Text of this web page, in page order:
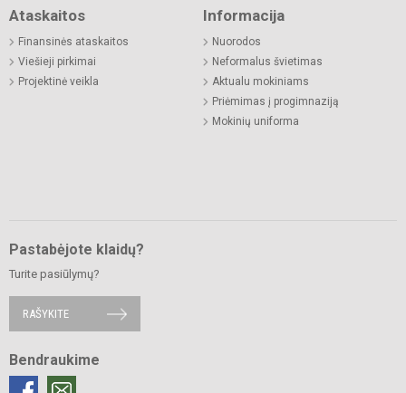
Ataskaitos
Finansinės ataskaitos
Viešieji pirkimai
Projektinė veikla
Informacija
Nuorodos
Neformalus švietimas
Aktualu mokiniams
Priėmimas į progimnaziją
Mokinių uniforma
Pastabėjote klaidų?
Turite pasiūlymų?
RAŠYKITE
Bendraukime